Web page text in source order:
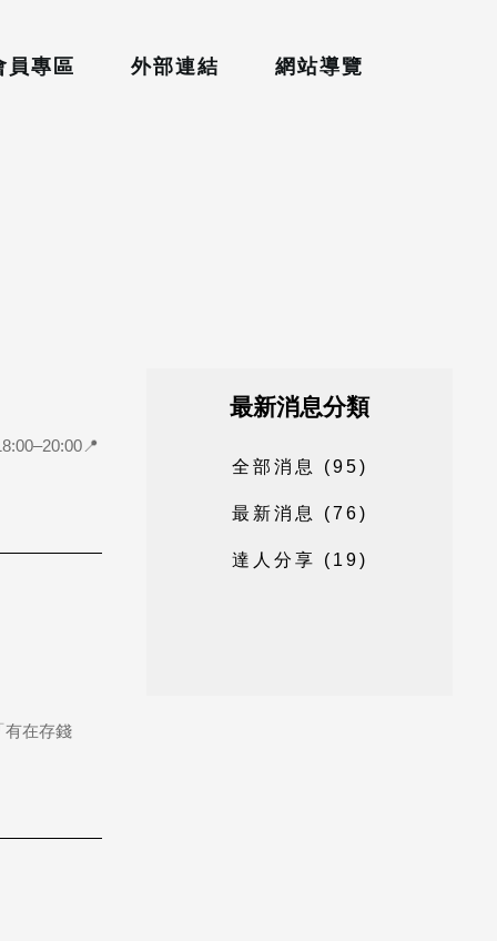
員專區 外部連結 網站導覽
有在存錢
最新消息分類
全 部 消 息 (95)
最 新消 息 (7 6)
達 人 分 享 ( 1 9)